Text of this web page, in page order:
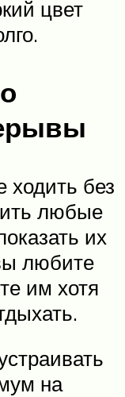
цвет
ходить без
любые
их
любите
им хотя
на